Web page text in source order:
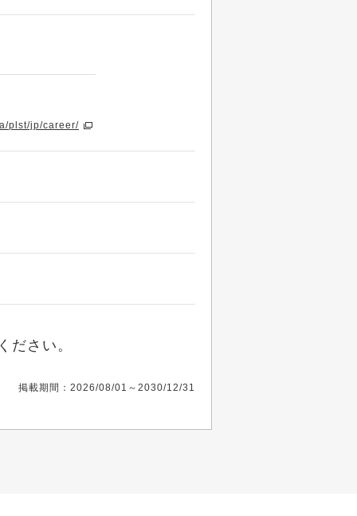
plst/jp/career/
ださい。
掲載期間：2026/08/01～2030/12/31